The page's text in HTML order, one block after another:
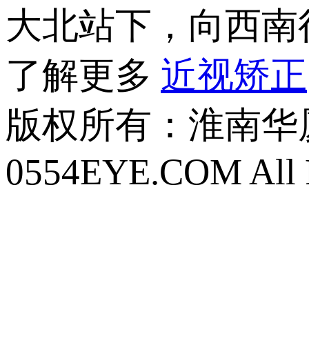
大北站下，向西南
了解更多 近视矫正
版权所有： 淮南华
0554EYE.COM All